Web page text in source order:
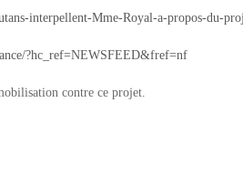
interpellent-Mme-Royal-a-propos-du-
?hc_ref=NEWSFEED&fref=nf
contre ce projet.